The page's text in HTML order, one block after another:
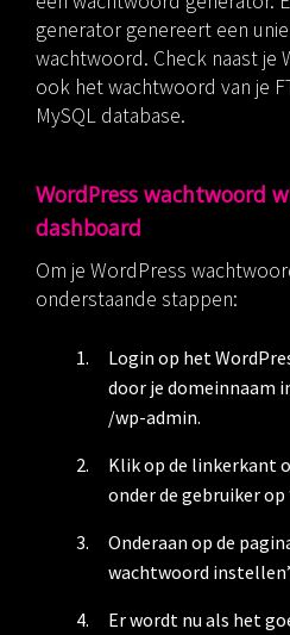
generator genereert een
wachtwoord. Check naast je
ook het wachtwoord van je
MySQL database.
WordPress wachtwoord
dashboard
Om je WordPress
onderstaande stappen:
Login op het
door je domeinnaam
/wp-admin.
Klik op de linkerkant
onder de gebruiker op
Onderaan op de
wachtwoord
Er wordt nu als het